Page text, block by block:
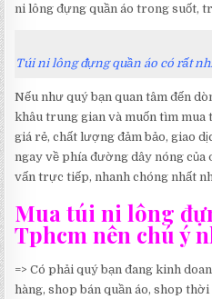
ni lông đựng quần áo trong suốt,
Túi ni lông đựng quần áo có rất
Nếu như quý bạn quan tâm đến
khâu trung gian và muốn tìm mua
giá rẻ, chất lượng đảm bảo, giao
ngay về phía đường dây nóng
vấn trực tiếp, nhanh chóng nhất
Mua túi ni lông
Tphcm nên chú ý
=> Có phải quý bạn đang kinh
hàng, shop bán quần áo, shop